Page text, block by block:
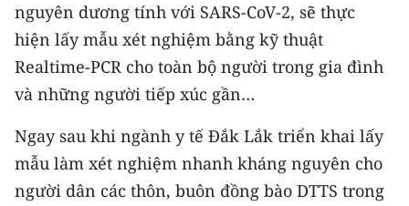
nguyên dương tính với SARS-CoV-2, sẽ thực
hiện lấy mẫu xét nghiệm bằng kỹ thuật
Realtime-PCR cho toàn bộ người trong gia đình
và những người tiếp xúc gần…
Ngay sau khi ngành y tế Đắk Lắk triển khai lấy
mẫu làm xét nghiệm nhanh kháng nguyên cho
người dân các thôn, buôn đồng bào DTTS trong